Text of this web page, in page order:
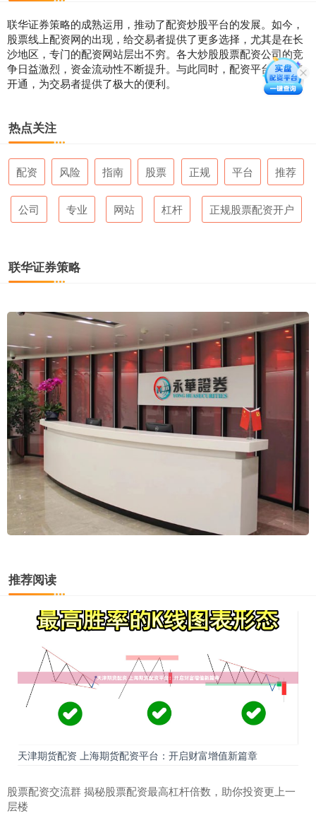
联华证券策略的成熟运用，推动了配资炒股平台的发展。如今，
股票线上配资网的出现，给交易者提供了更多选择，尤其是在长
沙地区，专门的配资网站层出不穷。各大炒股股票配资公司的竞
争日益激烈，资金流动性不断提升。与此同时，配资平台的便捷
开通，为交易者提供了极大的便利。
热点关注
配资 风险 指南 股票 正规 平台 推荐
公司 专业 网站 杠杆 正规股票配资开户
联华证券策略
推荐阅读
天津期货配资 上海期货配资平台：开启财富增值新篇章
股票配资交流群 揭秘股票配资最高杠杆倍数，助你投资更上一
层楼